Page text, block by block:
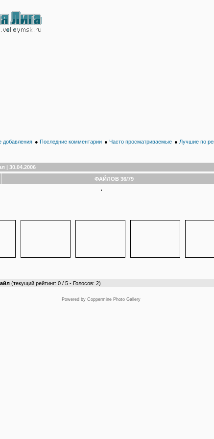
добавления ● Последние комментарии ● Часто просматриваемые ● Лучшие по
| 30.04.2006
ФАЙЛОВ 36/79
(текущий рейтинг: 0 / 5 - Голосов: 2)
Powered by Coppermine Photo Gallery